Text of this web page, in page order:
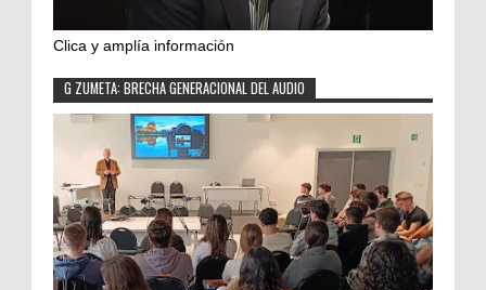
Clica y amplía información
G ZUMETA: BRECHA GENERACIONAL DEL AUDIO